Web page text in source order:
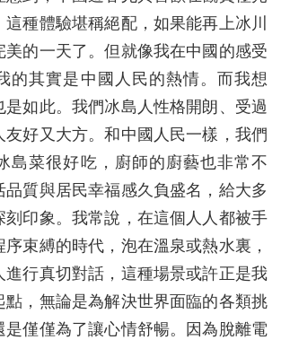
種體驗堪稱絕配，如果能再上冰川
美的一天了。但就像我在中國的感受
的其實是中國人民的熱情。而我想
是如此。我們冰島人性格開朗、受過
友好又大方。和中國人民一樣，我們
島菜很好吃，廚師的廚藝也非常不
品質與居民幸福感久負盛名，給大多
刻印象。我常說，在這個人人都被手
束縛的時代，泡在溫泉或熱水裏，
進行真切對話，這種場景或許正是我
點，無論是為解決世界面臨的各類挑
是僅僅為了讓心情舒暢。因為脫離電